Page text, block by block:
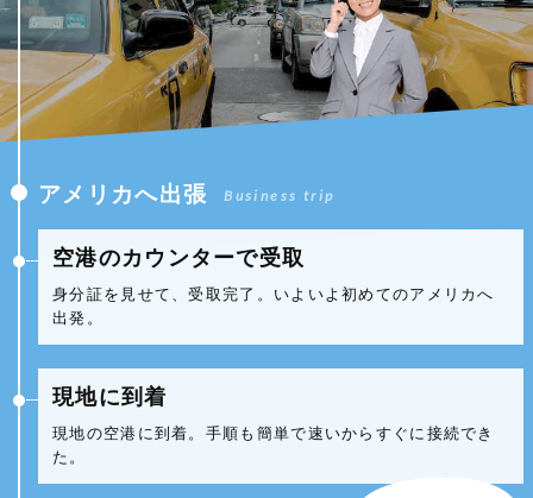
アメリカへ出張 Business trip
空港のカウンターで受取
身分証を見せて、受取完了。いよいよ初めてのアメリカへ
出発。
現地に到着
現地の空港に到着。手順も簡単で速いからすぐに接続でき
た。